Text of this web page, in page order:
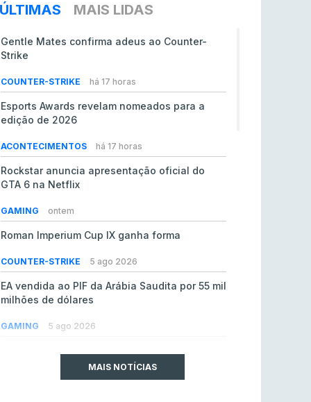
ÚLTIMAS MAIS LIDAS
Gentle Mates confirma adeus ao Counter-
Strike
COUNTER-STRIKE há 17 horas
Esports Awards revelam nomeados para a
edição de 2026
ACONTECIMENTOS há 17 horas
Rockstar anuncia apresentação oficial do
GTA 6 na Netflix
GAMING ontem
Roman Imperium Cup IX ganha forma
COUNTER-STRIKE 5 ago 2026
EA vendida ao PIF da Arábia Saudita por 55 mil
milhões de dólares
GAMING 5 ago 2026
MAIS NOTÍCIAS